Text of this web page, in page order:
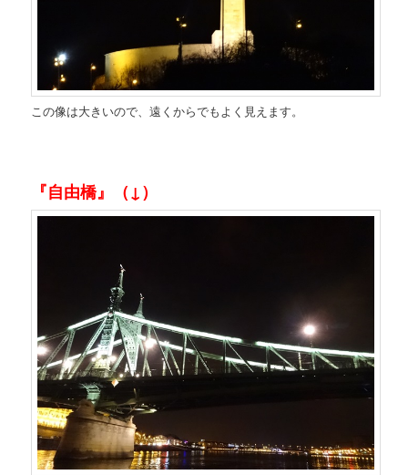
この像は大きいので、遠くからでもよく見えます。
『自由橋』（↓）